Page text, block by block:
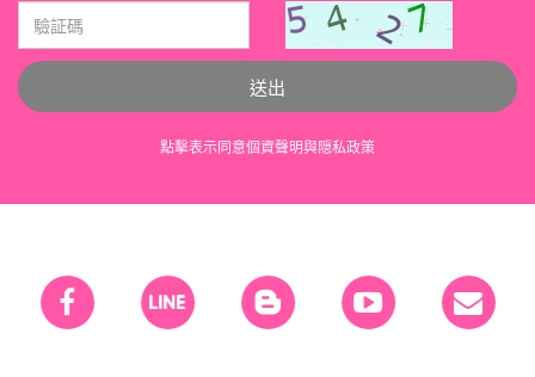
送出
點擊表示同意個資聲明與隠私政策